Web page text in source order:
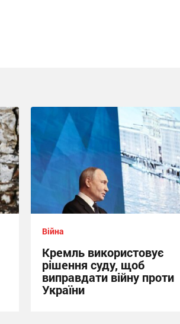
Війна
Кремль використовує
рішення суду, щоб
виправдати війну проти
України